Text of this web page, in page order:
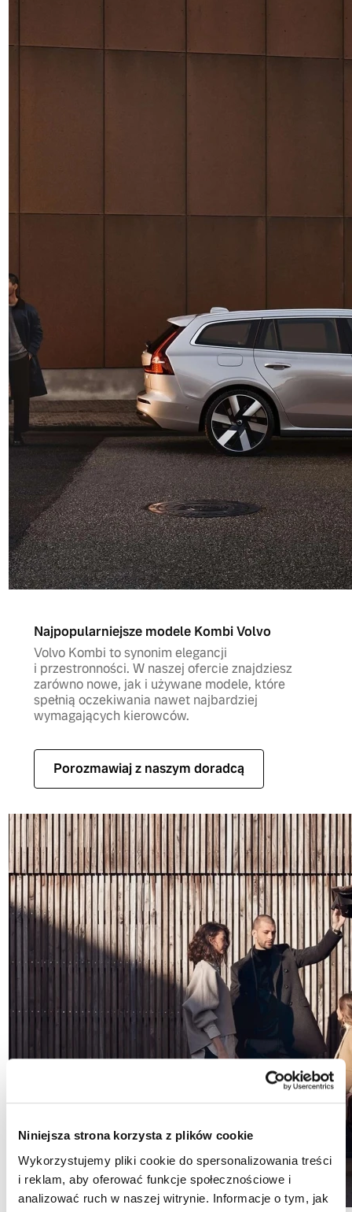
Niniejsza strona korzysta z plików cookie
Wykorzystujemy pliki cookie do spersonalizowania treści
i reklam, aby oferować funkcje społecznościowe i
analizować ruch w naszej witrynie. Informacje o tym, jak
Najpopularniejsze modele Kombi Volvo
Volvo Kombi to synonim elegancji
i przestronności. W naszej ofercie znajdziesz
zarówno nowe, jak i używane modele, które
spełnią oczekiwania nawet najbardziej
wymagających kierowców.
Porozmawiaj z naszym doradcą